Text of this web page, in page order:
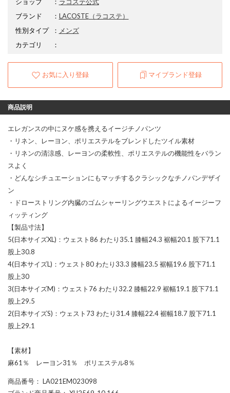
ブランド
： LACOSTE（ラコステ）
性別タイプ
： メンズ
カテゴリ
：
お気に入り登録 マイブランド登録
商品説明
エレガンスの中にヌケ感を携えるイージチノパンツ
・リネン、レーヨン、ポリエステルをブレンドしたツイル素材
・リネンの清涼感、レーヨンの柔軟性、ポリエステルの機能性をバラン
スよく
・どんなシチュエーションにもマッチするクラシックなチノパンデザイ
ン
・ドローストリング内臓のゴムシャーリングウエストによるイージーフ
ィッティング
【製品寸法】
5(日本サイズXL)：ウェスト86 わたり35.1 膝幅24.3 裾幅20.1 股下71.1
股上30.8
4(日本サイズL)：ウェスト80 わたり33.3 膝幅23.5 裾幅19.6 股下71.1
股上30
3(日本サイズM)：ウェスト76 わたり32.2 膝幅22.9 裾幅19.1 股下71.1
股上29.5
2(日本サイズS)：ウェスト73 わたり31.4 膝幅22.4 裾幅18.7 股下71.1
股上29.1
【素材】
麻61％ レーヨン31％ ポリエステル8％
商品番号 ： LA021EM023098